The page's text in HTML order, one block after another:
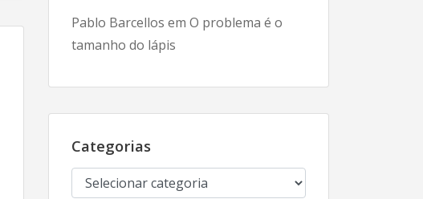
Pablo Barcellos em O problema é o
tamanho do lápis
Categorias
Categorias